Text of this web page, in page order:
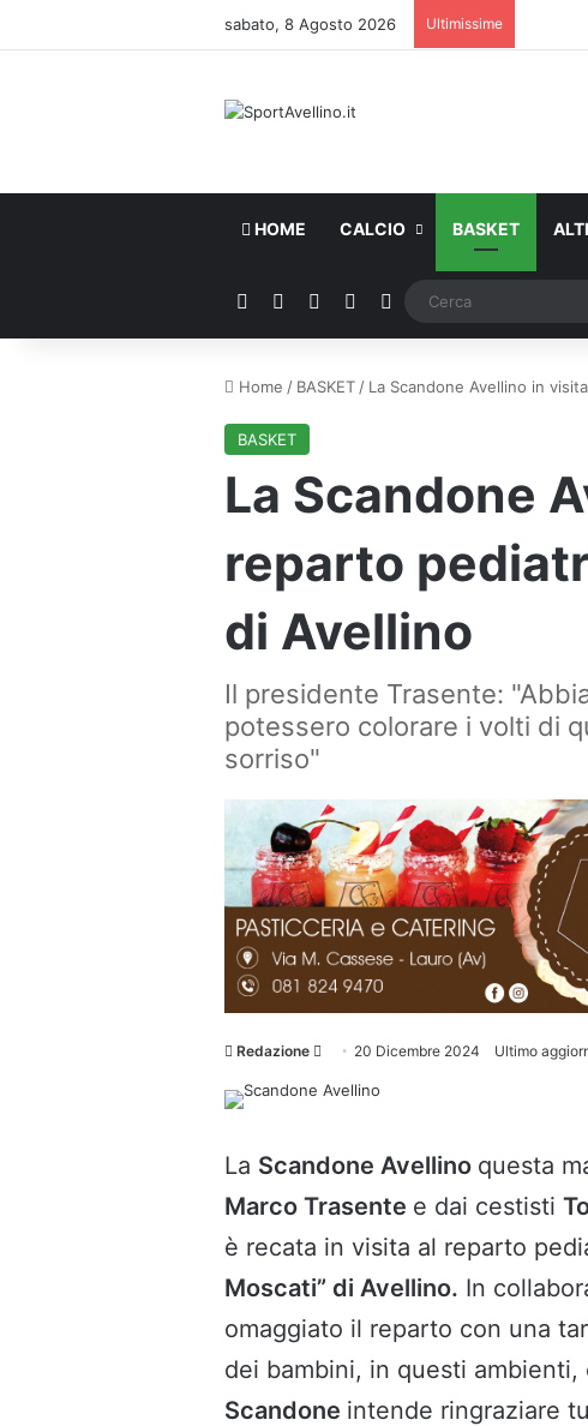
sabato, 8 Agosto 2026 Ultimissime
HOME CALCIO BASKET
Facebook You TubeInstagram
WhatsApp
Home / BASKET / La Scandone Avellino in
BASKET
La Scandone
reparto
di Avellino
Il presidente Trasente:
potessero colorare i volti di
sorriso"
Redazione
Invia 20 Dicembre 2024 Ultimo
La Scandone Avellino questa
Marco Trasente e dai cestisti
è recata in visita al reparto
Moscati” di Avellino. In
omaggiato il reparto con una
dei bambini, in questi
Scandone intende ringraziare